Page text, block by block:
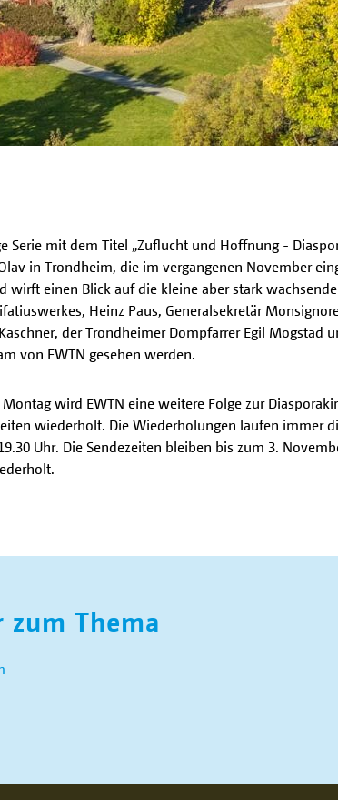
Serie mit dem Titel „Zuflucht und Hoffnung -
in Trondheim, die im vergangenen November
einen Blick auf die kleine aber stark
Heinz Paus, Generalsekretär
der Trondheimer Dompfarrer Egil Mogstad
von EWTN gesehen werden.
wird EWTN eine weitere Folge zur
wiederholt. Die Wiederholungen laufen immer
Uhr. Die Sendezeiten bleiben bis zum 3.
zum Thema